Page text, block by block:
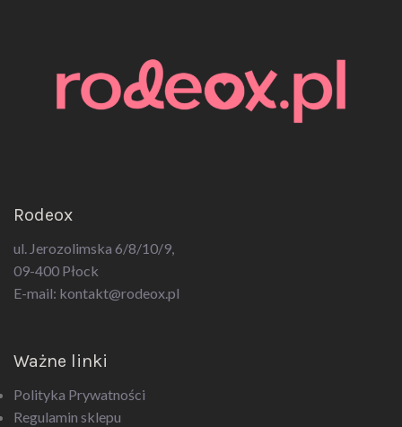
ul. Jerozolimska 6/8/10/9,
09-400 Płock
E-mail: kontakt@rodeox.pl
Polityka Prywatności
Regulamin sklepu
Regulamin konta